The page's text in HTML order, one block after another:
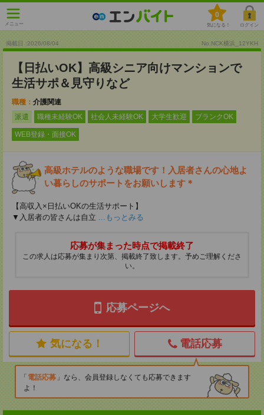
メニュー
0
気になる！ ログイン
掲載日 :2026/08/04 No.NCK横浜_12YKH
【日払いOK】高級シニア向けマンションで
生活サポ＆見守りなど
職種： 介護関連
派遣
職種未経験OK 社会人未経験OK 大学生歓迎 ブランクOK
WEB登録・面接OK
高級ホテルのような職場です！入居者さんの心地よ
い暮らしのサポートをお願いします＊
【高収入×日払いOKの生活サポート】
▼入居者の皆さんは自立 ...もっとみる
応募が集まった時点で掲載終了
この求人は応募が集まり次第、掲載終了致します。予めご理解くださ
い。
応募ページへ
気になる！ 電話応募
電話応募
なら、会員登録しなくても応募できます
よ！